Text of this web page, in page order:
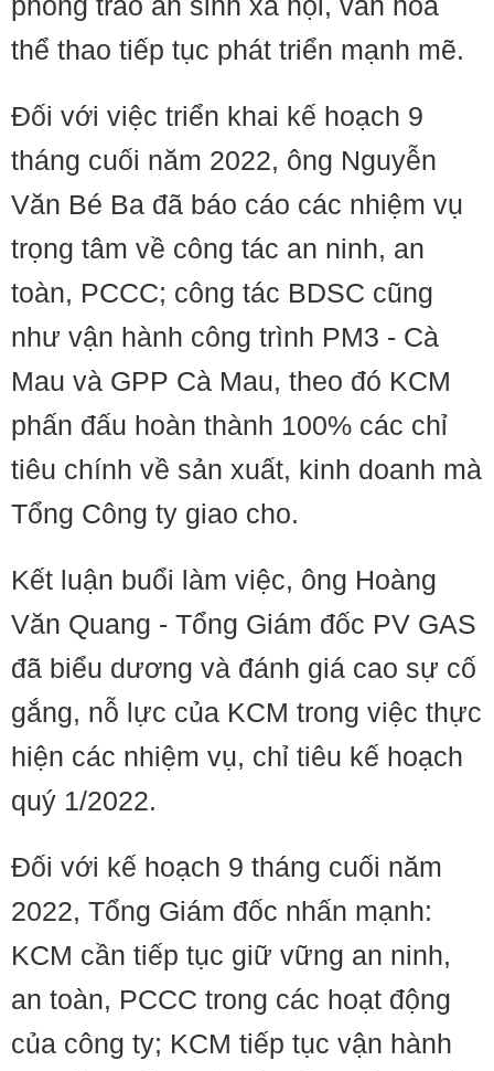
thể thao tiếp tục phát triển mạnh mẽ.
Đối với việc triển khai kế hoạch 9
tháng cuối năm 2022, ông Nguyễn
Văn Bé Ba đã báo cáo các nhiệm vụ
trọng tâm về công tác an ninh, an
toàn, PCCC; công tác BDSC cũng
như vận hành công trình PM3 - Cà
Mau và GPP Cà Mau, theo đó KCM
phấn đấu hoàn thành 100% các chỉ
tiêu chính về sản xuất, kinh doanh mà
Tổng Công ty giao cho.
Kết luận buổi làm việc, ông Hoàng
Văn Quang - Tổng Giám đốc PV GAS
đã biểu dương và đánh giá cao sự cố
gắng, nỗ lực của KCM trong việc thực
hiện các nhiệm vụ, chỉ tiêu kế hoạch
quý 1/2022.
Đối với kế hoạch 9 tháng cuối năm
2022, Tổng Giám đốc nhấn mạnh:
KCM cần tiếp tục giữ vững an ninh,
an toàn, PCCC trong các hoạt động
của công ty; KCM tiếp tục vận hành